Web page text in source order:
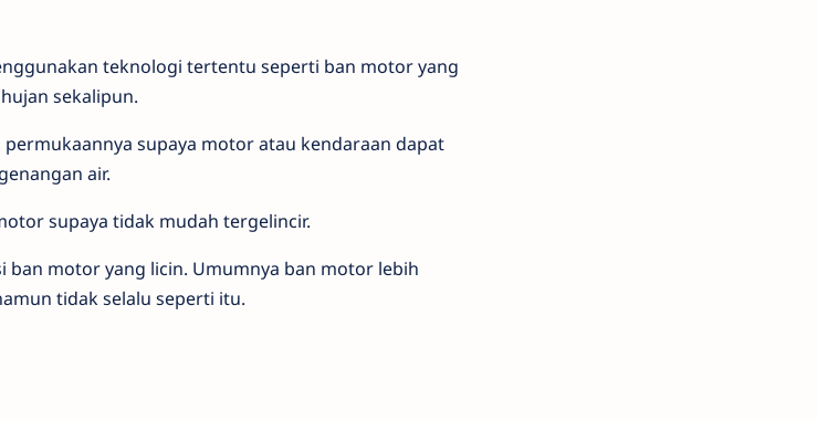
teknologi tertentu seperti ban motor yang
sekalipun.
supaya motor atau kendaraan dapat
air.
supaya tidak mudah tergelincir.
ban motor yang licin. Umumnya ban motor lebih
tidak selalu seperti itu.